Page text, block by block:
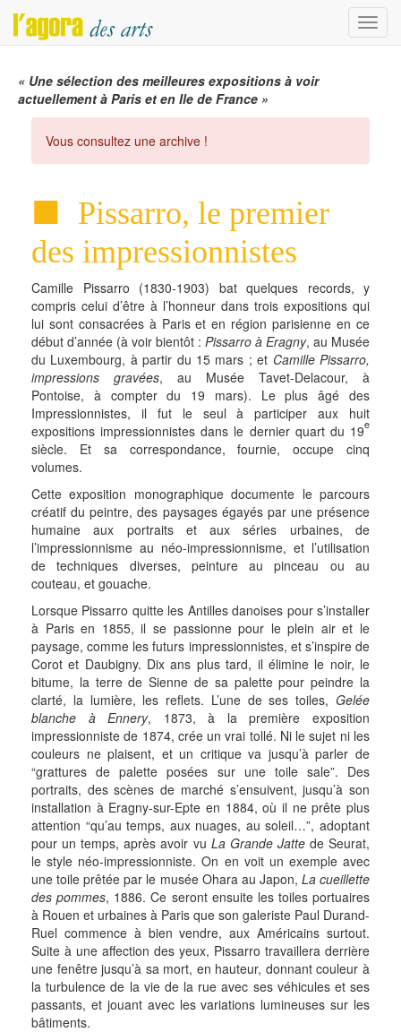
Menu
« Une sélection des meilleures expositions à voir
actuellement à Paris et en Ile de France »
Vous consultez une archive !
Pissarro, le premier
des impressionnistes
Camille Pissarro (1830-1903) bat quelques records, y
compris celui d’être à l’honneur dans trois expositions qui
lui sont consacrées à Paris et en région parisienne en ce
début d’année (à voir bientôt : Pissarro à Eragny, au Musée
du Luxembourg, à partir du 15 mars ; et Camille Pissarro,
impressions gravées, au Musée Tavet-Delacour, à
Pontoise, à compter du 19 mars). Le plus âgé des
Impressionnistes, il fut le seul à participer aux huit
expositions impressionnistes dans le dernier quart du 19e
siècle. Et sa correspondance, fournie, occupe cinq
volumes.
Cette exposition monographique documente le parcours
créatif du peintre, des paysages égayés par une présence
humaine aux portraits et aux séries urbaines, de
l’impressionnisme au néo-impressionnisme, et l’utilisation
de techniques diverses, peinture au pinceau ou au
couteau, et gouache.
Lorsque Pissarro quitte les Antilles danoises pour s’installer
à Paris en 1855, il se passionne pour le plein air et le
paysage, comme les futurs impressionnistes, et s’inspire de
Corot et Daubigny. Dix ans plus tard, il élimine le noir, le
bitume, la terre de Sienne de sa palette pour peindre la
clarté, la lumière, les reflets. L’une de ses toiles, Gelée
blanche à Ennery, 1873, à la première exposition
impressionniste de 1874, crée un vrai tollé. Ni le sujet ni les
couleurs ne plaisent, et un critique va jusqu’à parler de
“grattures de palette posées sur une toile sale”. Des
portraits, des scènes de marché s’ensuivent, jusqu’à son
installation à Eragny-sur-Epte en 1884, où il ne prête plus
attention “qu’au temps, aux nuages, au soleil…”, adoptant
pour un temps, après avoir vu La Grande Jattede Seurat,
le style néo-impressionniste. On en voit un exemple avec
une toile prêtée par le musée Ohara au Japon, La cueillette
des pommes, 1886. Ce seront ensuite les toiles portuaires
à Rouen et urbaines à Paris que son galeriste Paul Durand-
Ruel commence à bien vendre, aux Américains surtout.
Suite à une affection des yeux, Pissarro travaillera derrière
une fenêtre jusqu’à sa mort, en hauteur, donnant couleur à
la turbulence de la vie de la rue avec ses véhicules et ses
passants, et jouant avec les variations lumineuses sur les
bâtiments.